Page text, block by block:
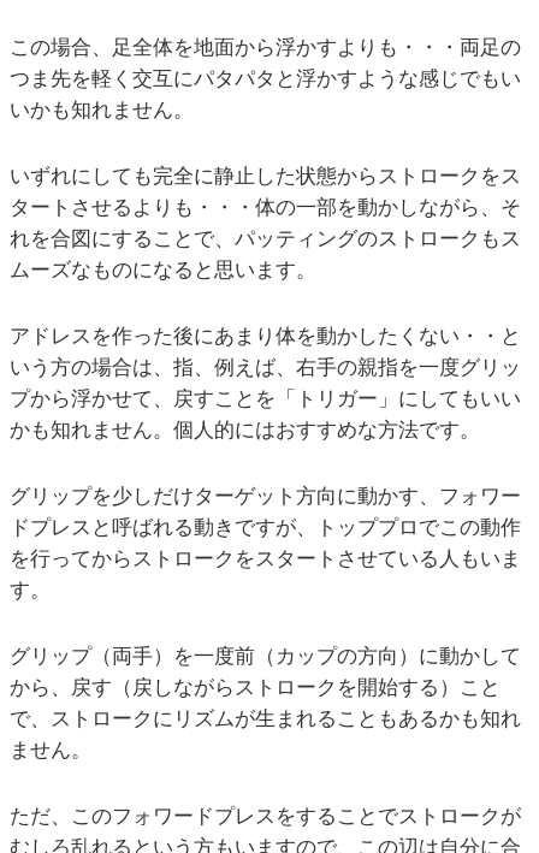
この場合、足全体を地面から浮かすよりも・・・両足の
つま先を軽く交互にパタパタと浮かすような感じでもい
いかも知れません。
いずれにしても完全に静止した状態からストロークをス
タートさせるよりも・・・体の一部を動かしながら、そ
れを合図にすることで、パッティングのストロークもス
ムーズなものになると思います。
アドレスを作った後にあまり体を動かしたくない・・と
いう方の場合は、指、例えば、右手の親指を一度グリッ
プから浮かせて、戻すことを「トリガー」にしてもいい
かも知れません。個人的にはおすすめな方法です。
グリップを少しだけターゲット方向に動かす、フォワー
ドプレスと呼ばれる動きですが、トッププロでこの動作
を行ってからストロークをスタートさせている人もいま
す。
グリップ（両手）を一度前（カップの方向）に動かして
から、戻す（戻しながらストロークを開始する）こと
で、ストロークにリズムが生まれることもあるかも知れ
ません。
ただ、このフォワードプレスをすることでストロークが
むしろ乱れるという方もいますので、この辺は自分に合